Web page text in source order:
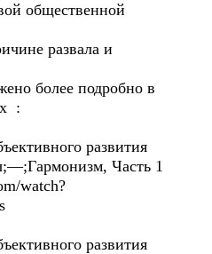
общественной
развала и
более подробно в
:
развития
Часть 1
watch?
развития